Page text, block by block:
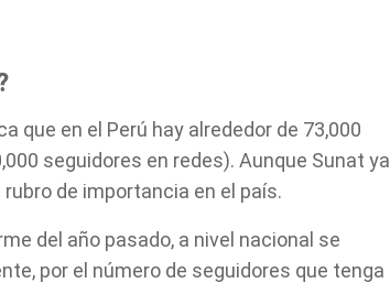
que en el Perú hay alrededor de 73,000
seguidores en redes). Aunque Sunat ya
de importancia en el país.
del año pasado, a nivel nacional se
por el número de seguidores que tenga